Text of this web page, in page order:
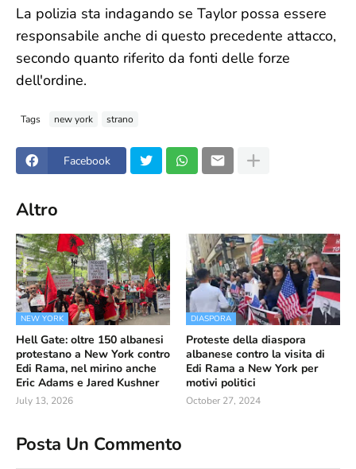
La polizia sta indagando se Taylor possa essere
responsabile anche di questo precedente attacco,
secondo quanto riferito da fonti delle forze
dell'ordine.
Tags new york strano
Facebook
Altro
NEW YORK
Hell Gate: oltre 150 albanesi
protestano a New York contro
Edi Rama, nel mirino anche
Eric Adams e Jared Kushner
July 13, 2026
DIASPORA
Proteste della diaspora
albanese contro la visita di
Edi Rama a New York per
motivi politici
October 27, 2024
Posta Un Commento